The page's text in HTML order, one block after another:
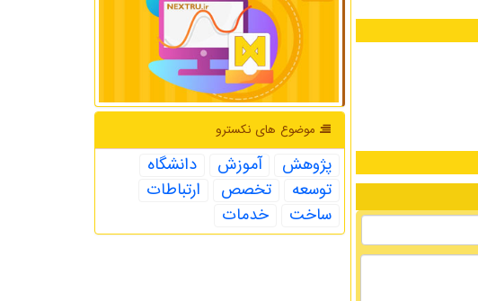
موضوع های نكسترو
پژوهش آموزش
دانشگاه
توسعه
تخصص
ارتباطات
ساخت
خدمات